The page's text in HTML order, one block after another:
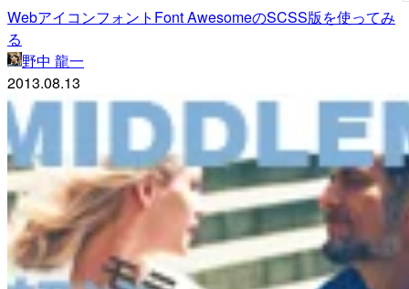
WebアイコンフォントFont AwesomeのSCSS版を使ってみ
る
野中 龍一
2013.08.13